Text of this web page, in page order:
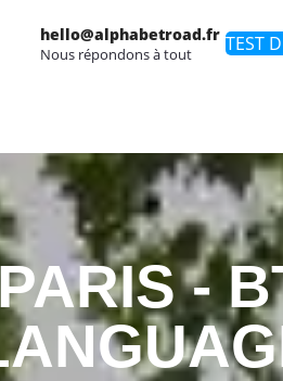
hello@alphabetroad.fr
Nous répondons à tout TEST
-